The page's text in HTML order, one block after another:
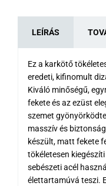
LEÍRÁS
Ez a karkötő
eredeti, kifinomult
Kiváló minőségű,
fekete és az ezüst
szemet
masszív és
készült, matt fekete
tökéletesen
sebészeti acél
élettartamúvá teszi.